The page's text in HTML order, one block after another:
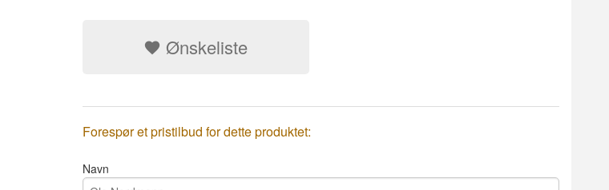
Ønskeliste
Forespør et pristilbud for dette produktet:
Navn